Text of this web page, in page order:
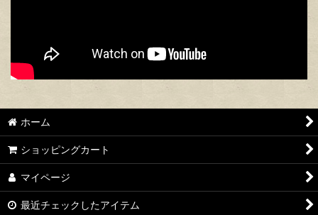
ホーム
ショッピングカート
マイページ
最近チェックしたアイテム